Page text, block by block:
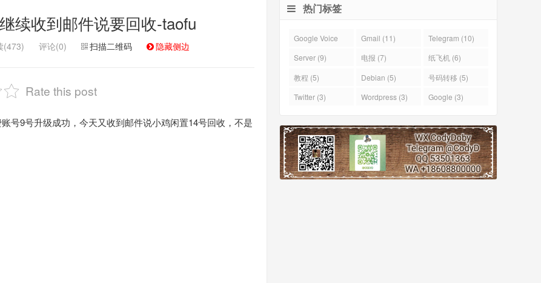
续收到邮件说要回收-taofu
(473) 评论(0) 扫描二维码 隐藏侧边
Rate this post
号9号升级成功，今天又收到邮件说小鸡闲置14号回收，不是
热门标签
Google Voice
(43)
Gmail (11)
Telegram (10)
Server (9)
电报 (7)
纸飞机 (6)
教程 (5)
Debian (5)
号码转移 (5)
Twitter (3)
Wordpress (3) Google (3)